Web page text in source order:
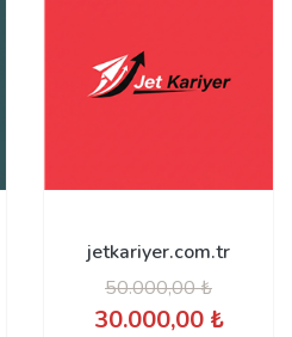
jetkariyer.com.tr
50.000,00 ₺
30.000,00 ₺